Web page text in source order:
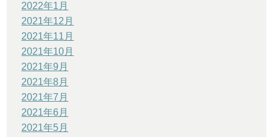
2022年1月
2021年12月
2021年11月
2021年10月
2021年9月
2021年8月
2021年7月
2021年6月
2021年5月